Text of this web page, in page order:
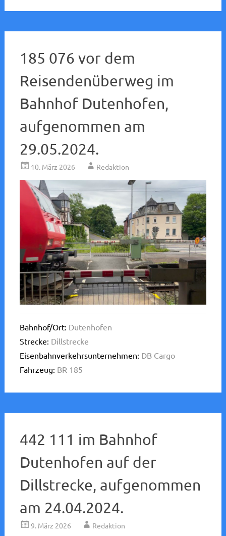
185 076 vor dem
Reisendenüberweg im
Bahnhof Dutenhofen,
aufgenommen am
29.05.2024.
10. März 2026 Redaktion
Bahnhof/Ort: Dutenhofen
Strecke: Dillstrecke
Eisenbahnverkehrsunternehmen: DB Cargo
Fahrzeug: BR 185
442 111 im Bahnhof
Dutenhofen auf der
Dillstrecke, aufgenommen
am 24.04.2024.
9. März 2026 Redaktion